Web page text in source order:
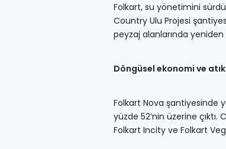
Folkart, su yönetimini
Country Ulu Projesi
peyzaj alanlarında
Döngüsel ekonomi ve
Folkart Nova şantiyesinde
yüzde 52’nin üzerine
Folkart Incity ve Folkart